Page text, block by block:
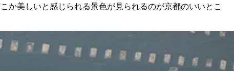
か美しいと感じられる景色が見られるのが京都のいいとこ